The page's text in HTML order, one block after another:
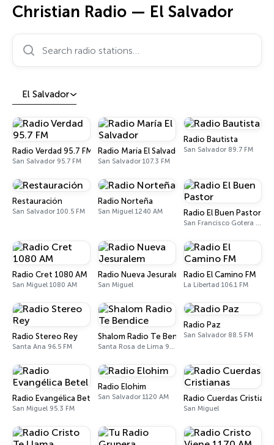
Christian Radio — El Salvador
Search radio stations…
El Salvador
Radio Verdad 95.7 FM
San Salvador 95.7 FM
Radio María El Salvador
San Salvador 107.3 FM
Radio Bautista
San Salvador 89.7 FM
Restauración
San Salvador 100.5 FM
Radio Norteña
San Miguel 1240 AM Radio El Buen Pastor
San Francisco Gotera 94.9 FM
Radio Cret 1080 AM
San Miguel 1080 AM
Radio Nueva Jesuralem
San Miguel
Radio El Camino FM
La Libertad 106.1 FM
Radio Stereo Rey
Santa Ana 96.5 FM
Shalom Radio Te Bendice
Santa Rosa de Lima 90.5 FM
Radio Paz
San Salvador 88.5 FM
Radio Evangélica Betel
San Miguel 95.3 FM
Radio Elohim
San Salvador 1120 AM Radio Cuerdas
San Miguel